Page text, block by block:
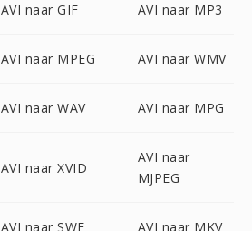
AVI naar GIF AVI naar MP3
AVI naar MPEG AVI naar WMV
AVI naar WAV AVI naar MPG
AVI naar XVID
AVI naar
MJPEG
AVI naar SWF AVI naar MKV